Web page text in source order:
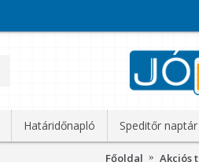
Határidőnapló Speditőr naptár
Főoldal Akciós